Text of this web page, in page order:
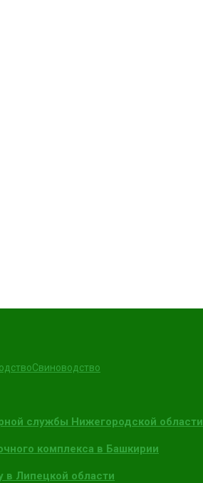
Свиноводство
службы Нижегородской области
комплекса в Башкирии
в Липецкой области